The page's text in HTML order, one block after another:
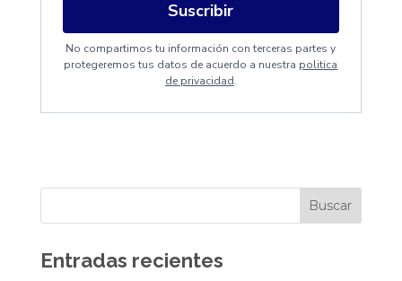
Suscribir
No compartimos tu información con terceras partes y
protegeremos tus datos de acuerdo a nuestra politica
de privacidad.
Entradas recientes